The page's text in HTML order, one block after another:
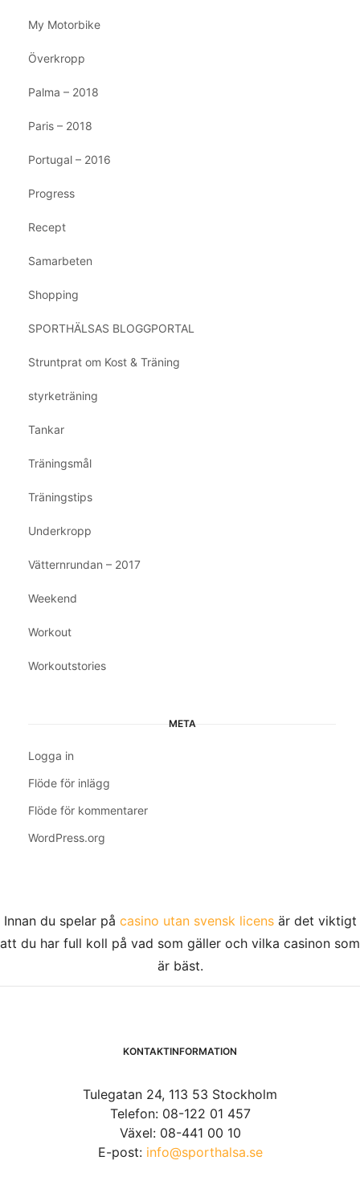
My Motorbike
Överkropp
Palma – 2018
Paris – 2018
Portugal – 2016
Progress
Recept
Samarbeten
Shopping
SPORTHÄLSAS BLOGGPORTAL
Struntprat om Kost & Träning
styrketräning
Tankar
Träningsmål
Träningstips
Underkropp
Vätternrundan – 2017
Weekend
Workout
Workoutstories
META
Logga in
Flöde för inlägg
Flöde för kommentarer
WordPress.org
Innan du spelar på casino utan svensk licensär det viktigt
att du har full koll på vad som gäller och vilka casinon som
är bäst.
KONTAKTINFORMATION
Tulegatan 24, 113 53 Stockholm
Telefon: 08-122 01 457
Växel: 08-441 00 10
E-post: info@sporthalsa.se